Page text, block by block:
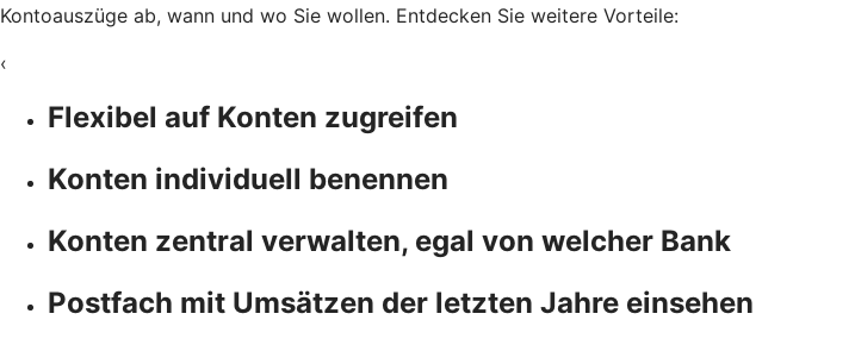
Kontoauszüge ab, wann und wo Sie wollen. Entdecken Sie weitere Vorteile:
‹
Flexibel auf Konten zugreifen
Konten individuell benennen
Konten zentral verwalten, egal von welcher Bank
Postfach mit Umsätzen der letzten Jahre einsehen